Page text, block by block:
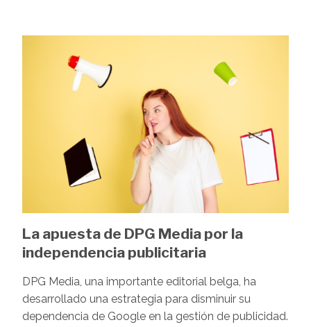
La apuesta de DPG Media por la
independencia publicitaria
DPG Media, una importante editorial belga, ha
desarrollado una estrategia para disminuir su
dependencia de Google en la gestión de publicidad.